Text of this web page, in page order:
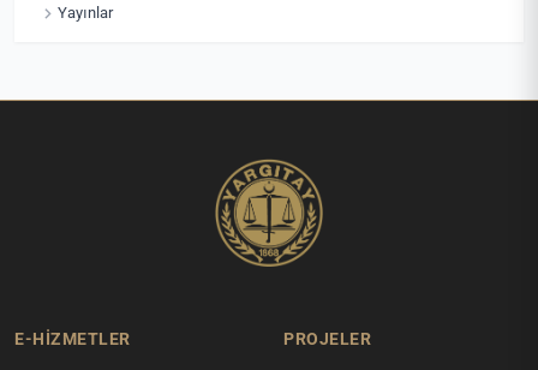
Yayınlar
E-HİZMETLER PROJELER